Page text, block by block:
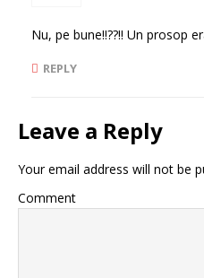
Nu, pe bune!!??!! Un prosop
REPLY
Leave a Reply
Your email address will not be
Comment